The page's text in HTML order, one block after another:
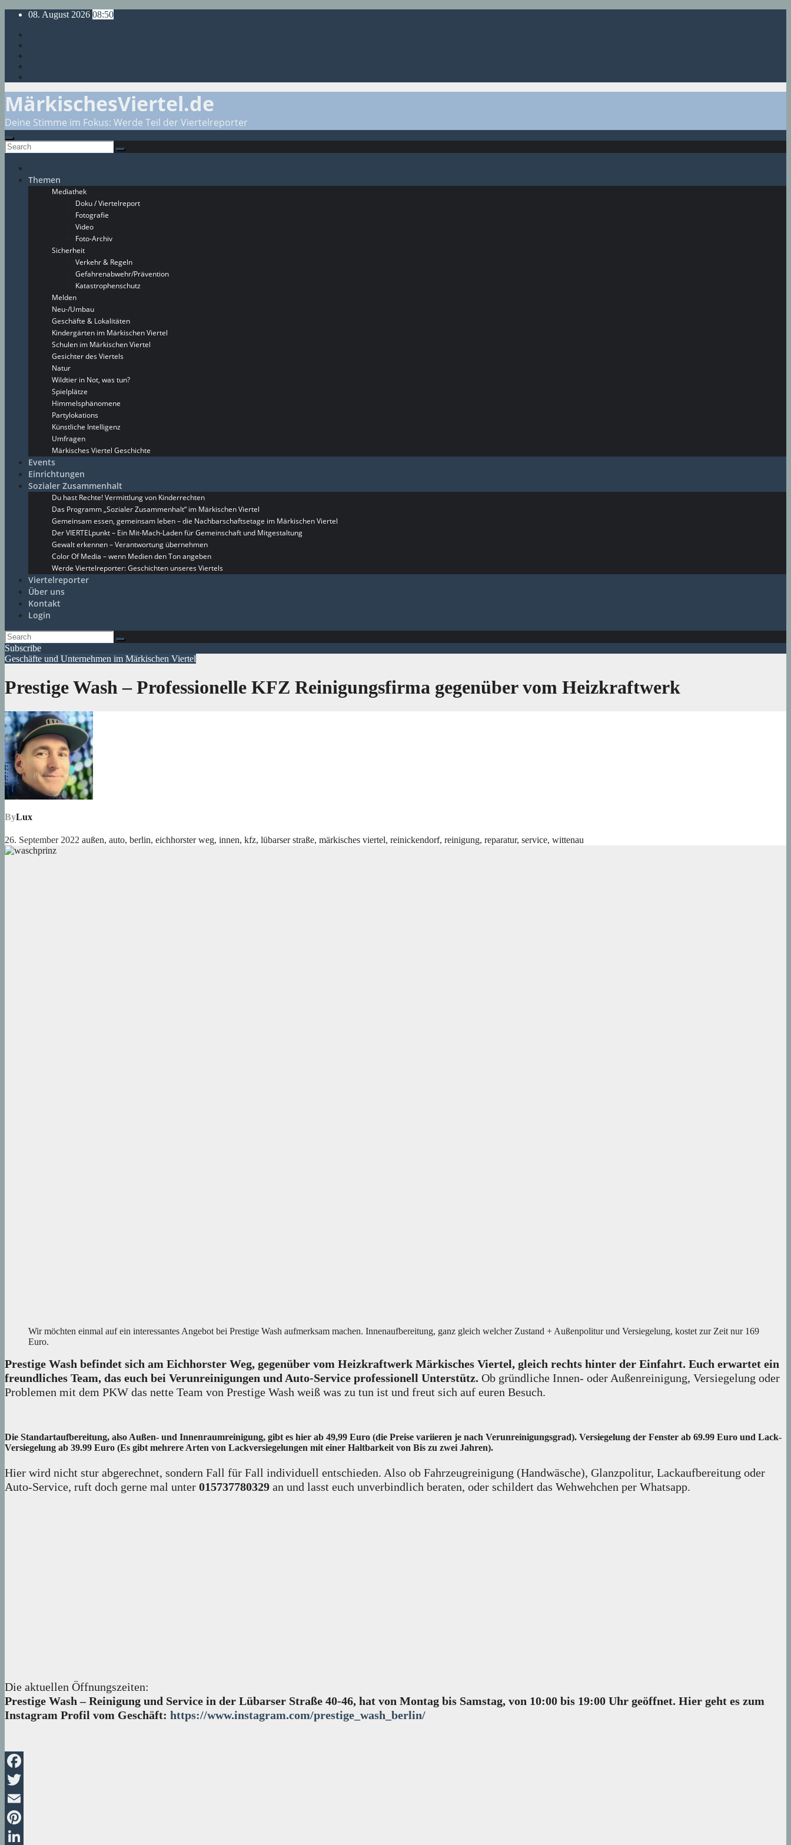
Skip
content
08. August 2026 08:50
MärkischesViertel.de
Deine Stimme im Fokus: Werde Teil der Viertelreporter
Themen
Mediathek
Doku / Viertelreport
Fotografie
Video
Foto-Archiv
Sicherheit
Verkehr & Regeln
Gefahrenabwehr/Prävention
Katastrophenschutz
Melden
Neu-/Umbau
Geschäfte & Lokalitäten
Kindergärten im Märkischen Viertel
Schulen im Märkischen Viertel
Gesichter des Viertels
Natur
Wildtier in Not, was tun?
Spielplätze
Himmelsphänomene
Partylokations
Künstliche Intelligenz
Umfragen
Märkisches Viertel Geschichte
Events
Einrichtungen
Sozialer Zusammenhalt
Du hast Rechte! Vermittlung von Kinderrechten
Das Programm „Sozialer Zusammenhalt“ im Märkischen Viertel
Gemeinsam essen, gemeinsam leben – die Nachbarschaftsetage im Märkischen Viertel
Der VIERTELpunkt – Ein Mit-Mach-Laden für Gemeinschaft und Mitgestaltung
Gewalt erkennen – Verantwortung übernehmen
Color Of Media – wenn Medien den Ton angeben
Werde Viertelreporter: Geschichten unseres Viertels
Viertelreporter
Über uns
Kontakt
Login
Subscribe
Geschäfte und Unternehmen im Märkischen Viertel
Prestige Wash – Professionelle KFZ Reinigungsfirma gegenüber vom Heizkraftwerk
ByLux
26. September 2022 außen, auto, berlin, eichhorster weg, innen, kfz, lübarser straße, märkisches viertel, reinickendorf, reinigung, reparatur, service, wittenau
Wir möchten einmal auf ein interessantes Angebot bei Prestige Wash aufmerksam machen. Innenaufbereitung, ganz gleich welcher Zustand + Außenpolitur und Versiegelung, kostet zur Zeit nur 169
Euro.
Prestige Wash befindet sich am Eichhorster Weg, gegenüber vom Heizkraftwerk Märkisches Viertel, gleich rechts hinter der Einfahrt. Euch erwartet ein
freundliches Team, das euch bei Verunreinigungen und Auto-Service professionell Unterstütz. Ob gründliche Innen- oder Außenreinigung, Versiegelung oder
Problemen mit dem PKW das nette Team von Prestige Wash weiß was zu tun ist und freut sich auf euren Besuch.
Die Standartaufbereitung, also Außen- und Innenraumreinigung, gibt es hier ab 49,99 Euro (die Preise variieren je nach Verunreinigungsgrad). Versiegelung der Fenster ab 69.99 Euro und Lack-
Versiegelung ab 39.99 Euro (Es gibt mehrere Arten von Lackversiegelungen mit einer Haltbarkeit von Bis zu zwei Jahren).
Hier wird nicht stur abgerechnet, sondern Fall für Fall individuell entschieden. Also ob Fahrzeugreinigung (Handwäsche), Glanzpolitur, Lackaufbereitung oder
Auto-Service, ruft doch gerne mal unter 015737780329 an und lasst euch unverbindlich beraten, oder schildert das Wehwehchen per Whatsapp.
Die aktuellen Öffnungszeiten:
Prestige Wash – Reinigung und Service in der Lübarser Straße 40-46, hat von Montag bis Samstag, von 10:00 bis 19:00 Uhr geöffnet. Hier geht es zum
Instagram Profil vom Geschäft: https://www.instagram.com/prestige_wash_berlin/
Facebook
Twitter
Email
Pinterest